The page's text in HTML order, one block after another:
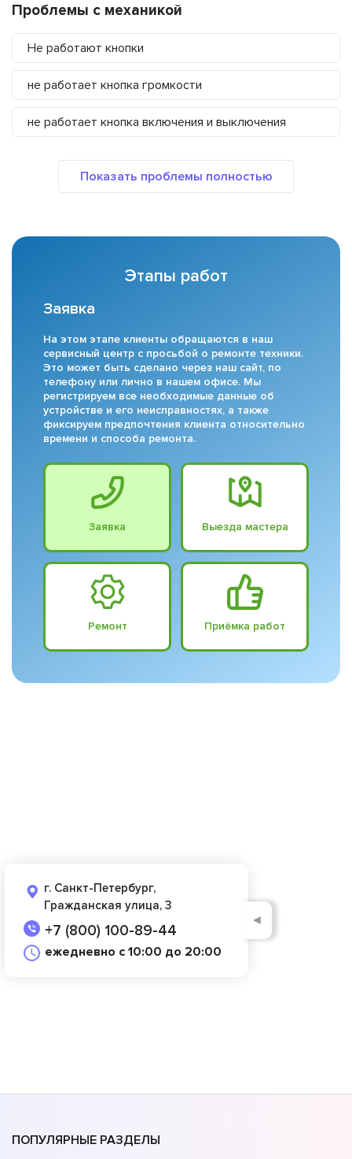
Проблемы с механикой
Не работают кнопки
не работает кнопка громкости
не работает кнопка включения и выключения
Этапы работ
Заявка
На этом этапе клиенты обращаются в наш
сервисный центр с просьбой о ремонте техники.
Это может быть сделано через наш сайт, по
телефону или лично в нашем офисе. Мы
регистрируем все необходимые данные об
устройстве и его неисправностях, а также
фиксируем предпочтения клиента относительно
времени и способа ремонта.
Заявка Выезда мастера
Ремонт Приёмка работ
г. Санкт-Петербург,
Гражданская улица, 3
+7 (800) 100-89-44
ежедневно с 10:00 до 20:00
◄
ПОПУЛЯРНЫЕ РАЗДЕЛЫ